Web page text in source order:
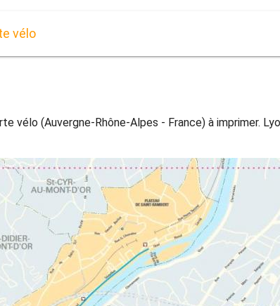
vélo
vélo (Auvergne-Rhône-Alpes - France) à imprimer.